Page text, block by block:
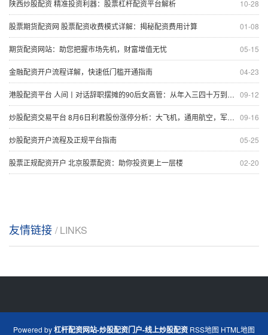
10-28
陕西炒股配资 精准投资利器：股票杠杆配资平台解析
01-08
股票期货配资网 股票配资收费模式详解：揭秘配资费用计算
05-15
期货配资网站：助您把握市场先机，财富增值无忧
04-23
金融配资开户流程详解，快速低门槛开通指南
09-12
港股配资平台 人间丨对话辞职摆摊的90后女高管：从年入三四十万到日销售四千元
09-16
炒股配资交易平台 8月6日利君股份涨停分析：大飞机，通用航空，军工概念热股
05-25
炒股配资开户流程及正规平台指南
02-20
股票正规配资开户 北京股票配资：助你投资更上一层楼
友情链接 / LINKS
Powered by杠杆配资网站-炒股配资门户-线上炒股配资 RSS地图 HTML地图